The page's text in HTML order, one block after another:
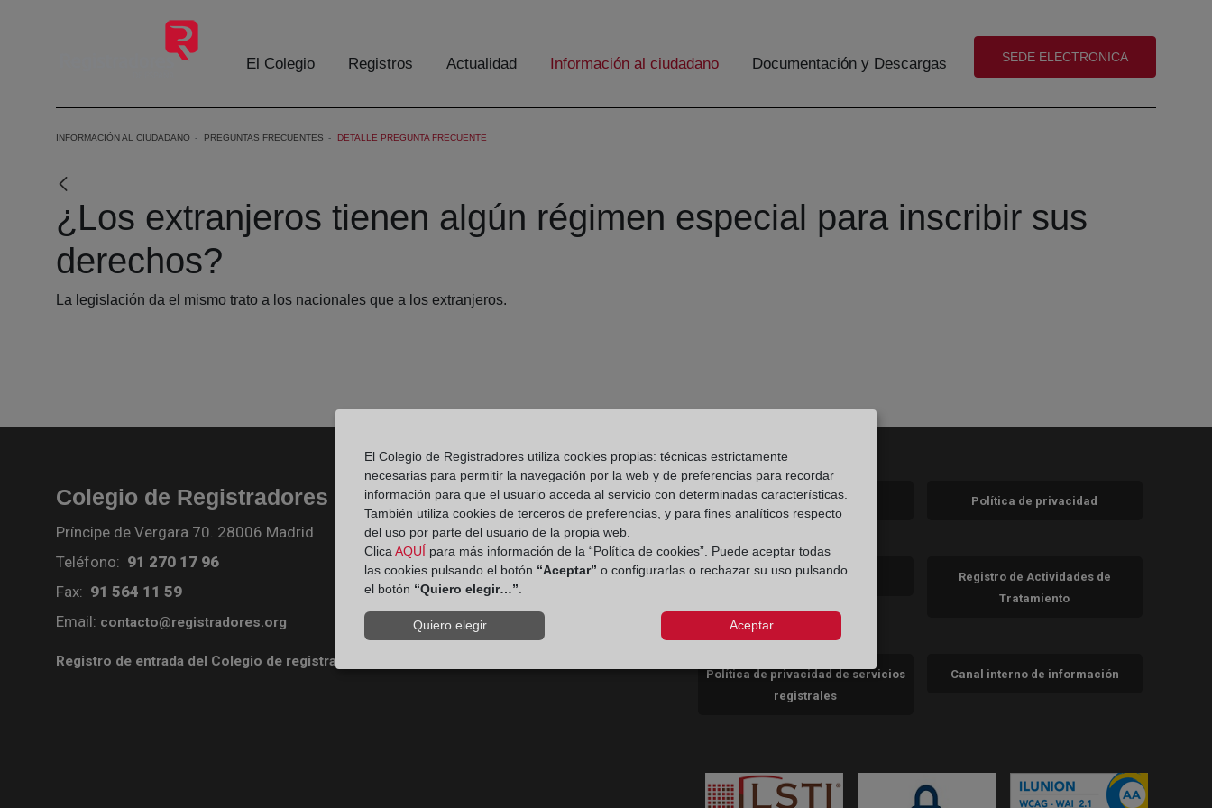
Saltar al contenido principal
El Colegio Registros Actualidad Información al ciudadano Documentación y Descargas (abre en nueva ventana)
SEDE ELECTRONICA
INFORMACIÓN AL CIUDADANO PREGUNTAS FRECUENTES DETALLE PREGUNTA FRECUENTE
¿Los extranjeros tienen algún régimen especial para inscribir sus
derechos?
La legislación da el mismo trato a los nacionales que a los extranjeros.
Colegio de Registradores
Príncipe de Vergara 70. 28006 Madrid
Teléfono: 91 270 17 96
Fax: 91 564 11 59
Email: contacto@registradores.org
Registro de entrada del Colegio de registradores
Ir a facebook (abre en ventana nueva)
Ir a twitter (abre en ventana nueva)
Ir a YouTube (abre en ventana nueva)
Ir a Flickr (abre en ventana nueva)
Ir a Linkedin (abre en ventana nueva)
Ir al Blog (abre en ventana nueva)
Ir a Instagram (abre en ventana nueva)
Contacto Consumidores
Aviso legal Política de privacidad
Política de cookies
Registro de Actividades de
Tratamiento
Política de privacidad de servicios
registrales
Canal interno de información
El Colegio de Registradores utiliza cookies propias: técnicas estrictamente
necesarias para permitir la navegación por la web y de preferencias para recordar
información para que el usuario acceda al servicio con determinadas características.
También utiliza cookies de terceros de preferencias, y para fines analíticos respecto
del uso por parte del usuario de la propia web.
Clica AQUÍ para más información de la “Política de cookies”. Puede aceptar todas
las cookies pulsando el botón “Aceptar” o configurarlas o rechazar su uso pulsando
el botón “Quiero elegir…”
Quiero elegir... Aceptar